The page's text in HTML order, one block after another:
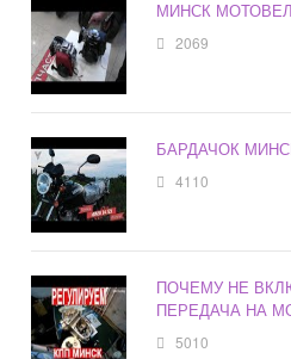
МИНСК
2069
БАРДАЧОК
4110
ПОЧЕМУ НЕ
ПЕРЕДАЧА НА
5010